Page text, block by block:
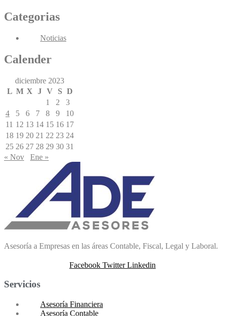
Categorias
Noticias
Calender
diciembre 2023
L M X J V S D
1
2
3
4
5 6 7 8 9
10
11 12 13 14 15 16 17
18 19 20 21 22 23 24
25 26 27 28 29 30 31
« Nov
Ene »
Asesoría a Empresas en las áreas Contable, Fiscal, Legal y Laboral.
Facebook Twitter Linkedin
Servicios
Asesoría Financiera
Asesoría Contable